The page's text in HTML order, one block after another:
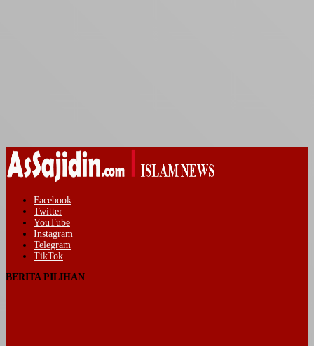
Facebook
Twitter
YouTube
Instagram
Telegram
TikTok
BERITA PILIHAN